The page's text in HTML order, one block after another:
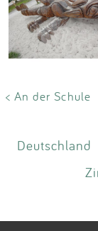
< An der Schule
Deutschland